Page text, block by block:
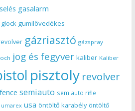
gasalarm
glock gumilövedékes
gázriasztó gázspray
jog és fegyver kaliber Kaliber
pisztoly revolver
semiauto semiauto rifle
umarex usa öntöltő karabély öntöltő